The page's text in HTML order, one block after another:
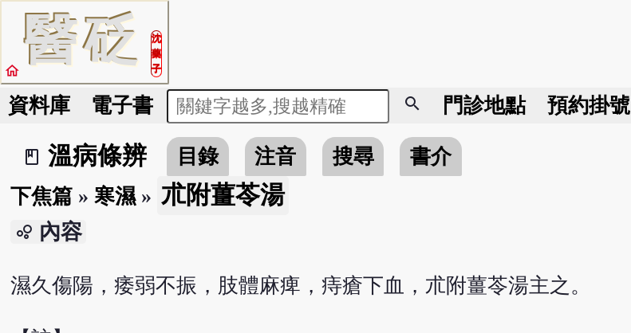
醫砭
沈
藥
子
home
資料庫 電子書 search 門診地點 預約掛號
book_2
溫病條辨 目錄 注音 搜尋
書介
下焦篇» 寒濕» 朮附薑苓湯
bubble_chart 內容
濕久傷陽，痿弱不振，肢體麻痺，痔瘡下血，朮附薑苓湯主之。